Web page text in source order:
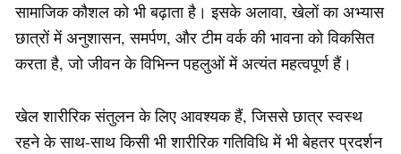
सामाजिक कौशल को भी बढ़ाता है। इसके अलावा, खेलों का अभ्यास
छात्रों में अनुशासन, समर्पण, और टीम वर्क की भावना को विकसित
करता है, जो जीवन के विभिन्न पहलुओं में अत्यंत महत्वपूर्ण हैं।
खेल शारीरिक संतुलन के लिए आवश्यक हैं, जिससे छात्र स्वस्थ
रहने के साथ-साथ किसी भी शारीरिक गतिविधि में भी बेहतर प्रदर्शन